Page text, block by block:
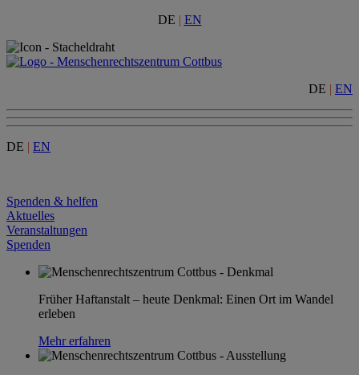
DE | EN
DE | EN
DE | EN
Spenden & helfen
Aktuelles
Veranstaltungen
Spenden
Früher Haftanstalt – heute Denkmal: Einen Ort im Wandel
erleben
Mehr erfahren